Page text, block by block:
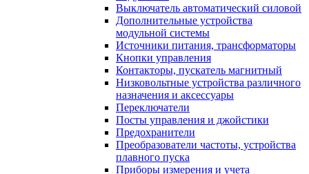
Выключатель автоматический силовой
Дополнительные устройства
модульной системы
Источники питания, трансформаторы
Кнопки управления
Контакторы, пускатель магнитный
Низковольтные устройства различного
назначения и аксессуары
Переключатели
Посты управления и джойстики
Предохранители
Преобразователи частоты, устройства
плавного пуска
Приборы измерения и учета